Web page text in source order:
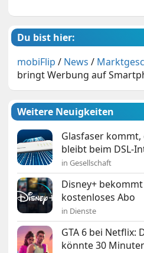
Du bist hier:
mobiFlip / News /
bringt Werbung auf
Weitere Neuigkeiten
Glasfaser
bleibt beim DSL-
in Gesellschaft
Disney+
kostenloses Abo
in Dienste
GTA 6 bei Netflix:
könnte 30